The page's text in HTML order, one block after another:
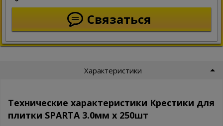
Связаться
Характеристики
Технические характеристики Крестики для
плитки SPARTA 3.0мм х 250шт